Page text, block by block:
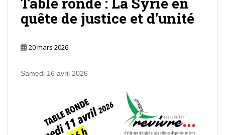
quête de justice et d’unité
20 mars 2026
Samedi 16 avril 2026